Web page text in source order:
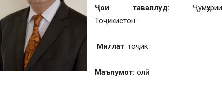
Ҷои таваллуд: Ҷумҳурии
Тоҷикистон.
Миллат: тоҷик
Маълумот: олӣ